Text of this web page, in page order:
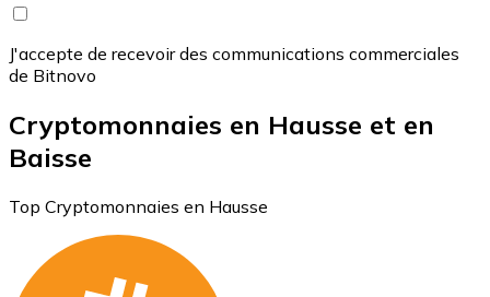
J'accepte de recevoir des communications commerciales
de Bitnovo
Cryptomonnaies en Hausse et en
Baisse
Top Cryptomonnaies en Hausse